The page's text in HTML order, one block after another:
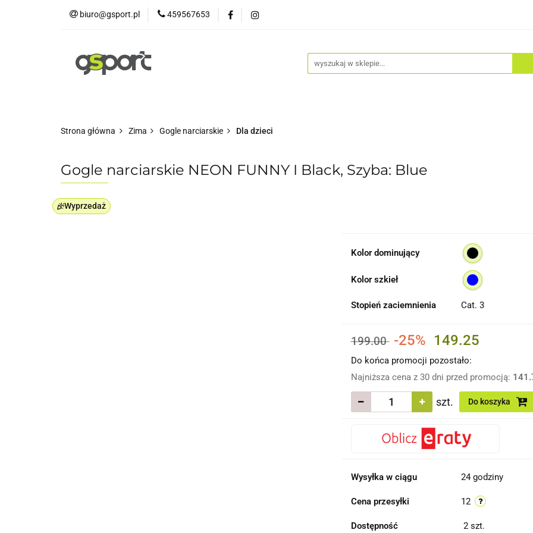
biuro@gsport.pl 459567653
Strona główna Zima Gogle narciarskie Dla dzieci
Gogle narciarskie NEON FUNNY I Black, Szyba: Blue
Wyprzedaż
Kolor dominujący
Kolor szkieł
Stopień zaciemnienia Cat. 3
199.00 -25% 149.25
Do końca promocji pozostało:
Najniższa cena z 30 dni przed promocją:
szt. Do koszyka
Wysyłka w ciągu 24 godziny
Cena przesyłki 12
Dostępność 2 szt.